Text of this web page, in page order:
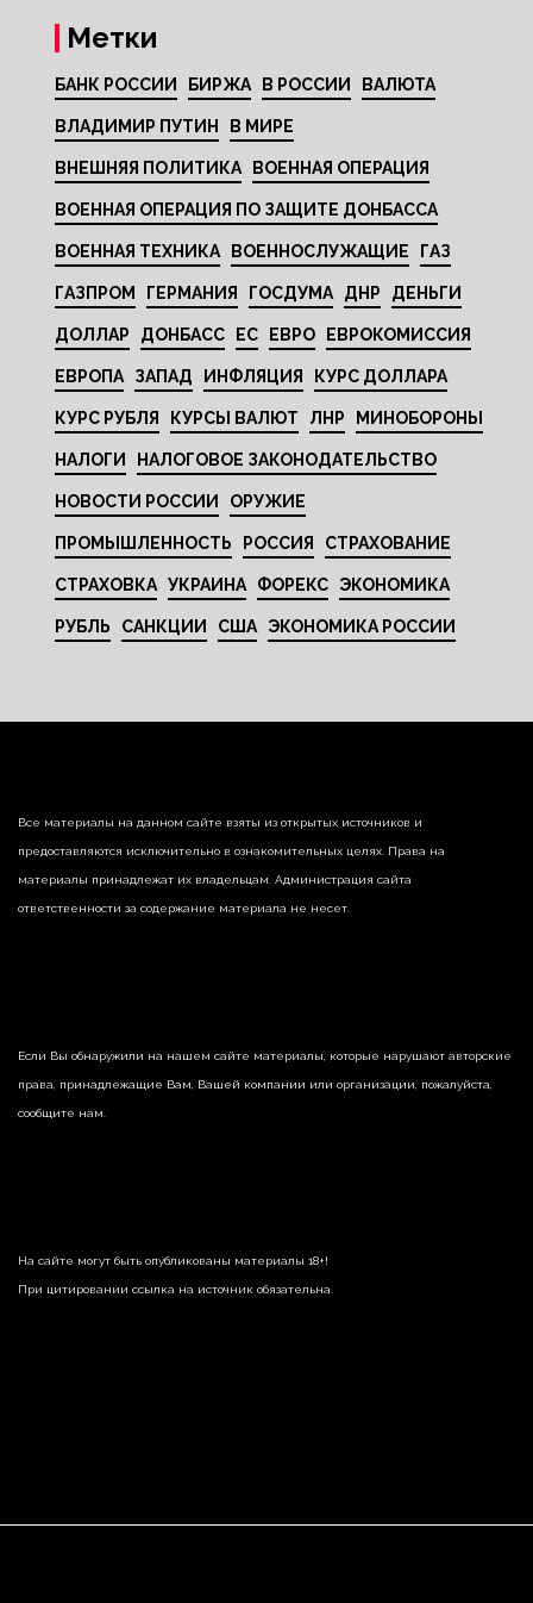
Метки
БАНК РОССИИ БИРЖА В РОССИИ ВАЛЮТА
ВЛАДИМИР ПУТИН В МИРЕ
ВНЕШНЯЯ ПОЛИТИКА ВОЕННАЯ ОПЕРАЦИЯ
ВОЕННАЯ ОПЕРАЦИЯ ПО ЗАЩИТЕ ДОНБАССА
ВОЕННАЯ ТЕХНИКА ВОЕННОСЛУЖАЩИЕ ГАЗ
ГАЗПРОМ ГЕРМАНИЯ ГОСДУМА ДНР ДЕНЬГИ
ДОЛЛАР ДОНБАСС ЕС ЕВРО ЕВРОКОМИССИЯ
ЕВРОПА ЗАПАД ИНФЛЯЦИЯ КУРС ДОЛЛАРА
КУРС РУБЛЯ КУРСЫ ВАЛЮТ ЛНР МИНОБОРОНЫ
НАЛОГИ НАЛОГОВОЕ ЗАКОНОДАТЕЛЬСТВО
НОВОСТИ РОССИИ ОРУЖИЕ
ПРОМЫШЛЕННОСТЬ РОССИЯ СТРАХОВАНИЕ
СТРАХОВКА УКРАИНА ФОРЕКС ЭКОНОМИКА
РУБЛЬ САНКЦИИ США ЭКОНОМИКА РОССИИ
Все материалы на данном сайте взяты из открытых источников и
предоставляются исключительно в ознакомительных целях. Права на
материалы принадлежат их владельцам. Администрация сайта
ответственности за содержание материала не несет.
Если Вы обнаружили на нашем сайте материалы, которые нарушают авторские
права, принадлежащие Вам, Вашей компании или организации, пожалуйста,
сообщите нам.
На сайте могут быть опубликованы материалы 18+!
При цитировании ссылка на источник обязательна.